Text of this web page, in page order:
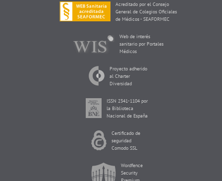
Acreditado por el Consejo
General de Colegios Oficiales
de Médicos - SEAFORMEC
Web de interés
sanitario por Portales
Médicos
Proyecto adherido
al Charter
Diversidad
ISSN 2341-1104 por
la Biblioteca
Nacional de España
Certificado de
seguridad
Comodo SSL
Wordfence
Security